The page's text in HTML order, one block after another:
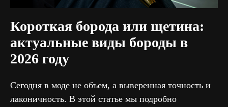
Короткая борода или щетина:
актуальные виды бороды в
2026 году
Сегодня в моде не объем, а выверенная точность и
лаконичность. В этой статье мы подробно